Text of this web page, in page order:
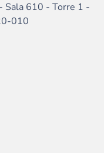
Sala 610 - Torre 1 -
010